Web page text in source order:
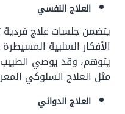
العلاج النفسي
يتضمن جلسات علاج
الأفكار السلبية
يتوهم، وقد يوصي الطبيب
مثل العلاج السلوكي
العلاج الدوائي